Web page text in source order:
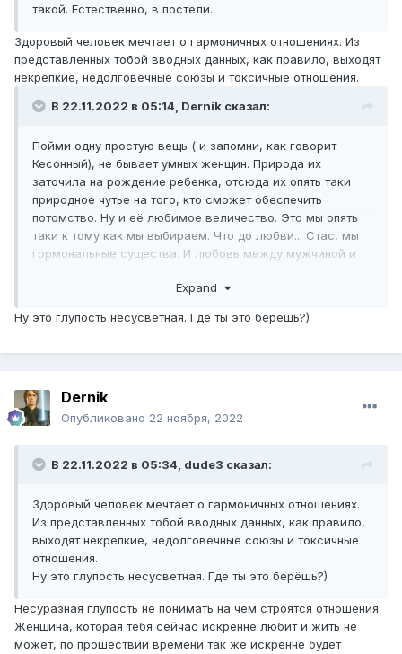
такой. Естественно, в постели.
Здоровый человек мечтает о гармоничных отношениях. Из
представленных тобой вводных данных, как правило, выходят
некрепкие, недолговечные союзы и токсичные отношения.
В 22.11.2022 в 05:14, Dernik сказал:
Пойми одну простую вещь ( и запомни, как говорит
Кесонный), не бывает умных женщин. Природа их
заточила на рождение ребенка, отсюда их опять таки
природное чутье на того, кто сможет обеспечить
потомство. Ну и её любимое величество. Это мы опять
таки к тому как мы выбираем. Что до любви... Стас, мы
гормональные существа. И любовь между мужчиной и
Далее процесс узнавания и спад. Ах, да, чтобы не
она использует "демо вариант", рекламную версию,
и с ее точки зрения, нужен ли ей параноик, заточенный
на стерильную чистоту и контроль, вопрос риторический.
Expand
Ну это глупость несусветная. Где ты это берёшь?)
Dernik
Опубликовано 22 ноября, 2022
В 22.11.2022 в 05:34, dude3 сказал:
Здоровый человек мечтает о гармоничных отношениях.
Из представленных тобой вводных данных, как правило,
выходят некрепкие, недолговечные союзы и токсичные
отношения.
Ну это глупость несусветная. Где ты это берёшь?)
Несуразная глупость не понимать на чем строятся отношения.
Женщина, которая тебя сейчас искренне любит и жить не
может, по прошествии времени так же искренне будет